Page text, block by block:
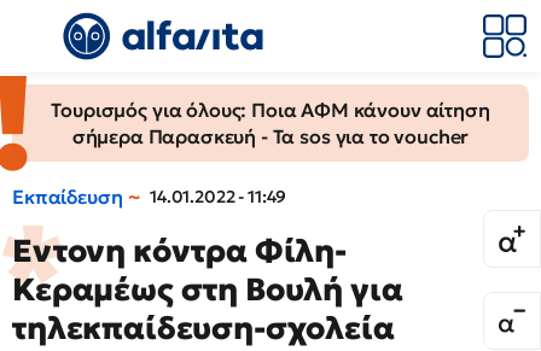
Τουρισμός για όλους: Ποια ΑΦΜ κάνουν αίτηση
σήμερα Παρασκευή - Τα sos για το voucher
Εκπαίδευση 14.01.2022 - 11:49
Εντονη κόντρα Φίλη-
Κεραμέως στη Βουλή για
τηλεκπαίδευση-σχολεία